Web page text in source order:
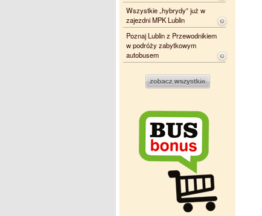
Wszystkie „hybrydy” już w
zajezdni MPK Lublin
Poznaj Lublin z Przewodnikiem
w podróży zabytkowym
autobusem